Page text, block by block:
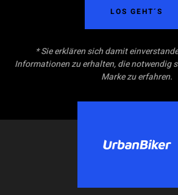
LOS GEHT´S
* Sie erklären sich damit
Informationen zu erhalten, die notwendig
Marke zu erfahren.